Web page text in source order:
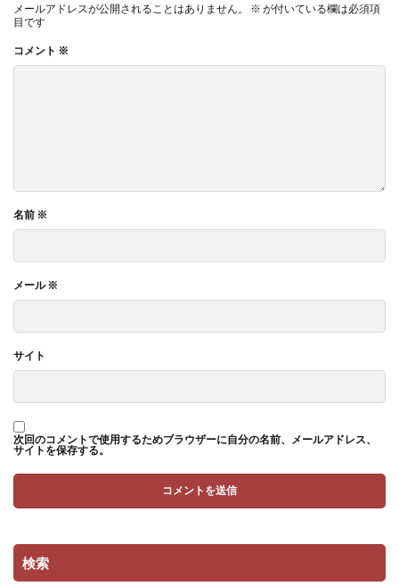
メールアドレスが公開されることはありません。 ※ が付いている欄は必須項
目です
コメント ※
名前 ※
メール※
サイト
次回のコメントで使用するためブラウザーに自分の名前、メールアドレス、
サイトを保存する。
検索